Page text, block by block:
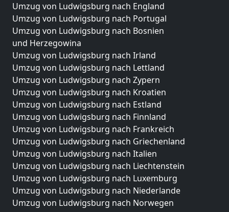
Umzug von Ludwigsburg nach England
Umzug von Ludwigsburg nach Portugal
Umzug von Ludwigsburg nach Bosnien
und Herzegowina
Umzug von Ludwigsburg nach Irland
Umzug von Ludwigsburg nach Lettland
Umzug von Ludwigsburg nach Zypern
Umzug von Ludwigsburg nach Kroatien
Umzug von Ludwigsburg nach Estland
Umzug von Ludwigsburg nach Finnland
Umzug von Ludwigsburg nach Frankreich
Umzug von Ludwigsburg nach Griechenland
Umzug von Ludwigsburg nach Italien
Umzug von Ludwigsburg nach Liechtenstein
Umzug von Ludwigsburg nach Luxemburg
Umzug von Ludwigsburg nach Niederlande
Umzug von Ludwigsburg nach Norwegen